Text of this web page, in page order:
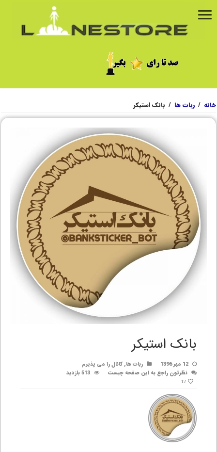
خانه / ربات ها / بانک استیکر
بانک استیکر
12 مهر 1396 ربات ها,کانال را می پذیرم
نظرتون راجع به این صفحه چیست
513 بازدید
12